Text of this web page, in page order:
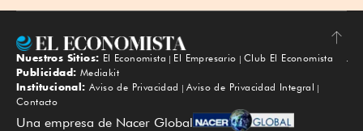
Subir
Nuestros Sitios: El Economista El Empresario
Club El Economista
Publicidad: Mediakit
Institucional: Aviso de Privacidad
Aviso de Privacidad Integral
Contacto
Una empresa de Nacer Global